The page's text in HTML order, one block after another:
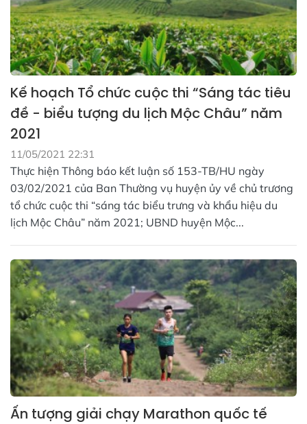
Kế hoạch Tổ chức cuộc thi “Sáng tác tiêu
đề - biểu tượng du lịch Mộc Châu” năm
2021
11/05/2021 22:31
Thực hiện Thông báo kết luận số 153-TB/HU ngày
03/02/2021 của Ban Thường vụ huyện ủy về chủ trương
tổ chức cuộc thi “sáng tác biểu trưng và khẩu hiệu du
lịch Mộc Châu” năm 2021; UBND huyện Mộc...
Ấn tượng giải chạy Marathon quốc tế